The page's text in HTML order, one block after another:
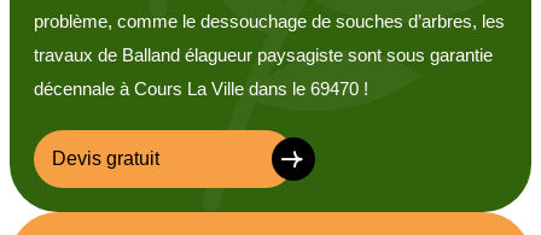
problème, comme le dessouchage de souches d’arbres, les
travaux de Balland élagueur paysagiste sont sous garantie
décennale à Cours La Ville dans le 69470 !
Devis gratuit